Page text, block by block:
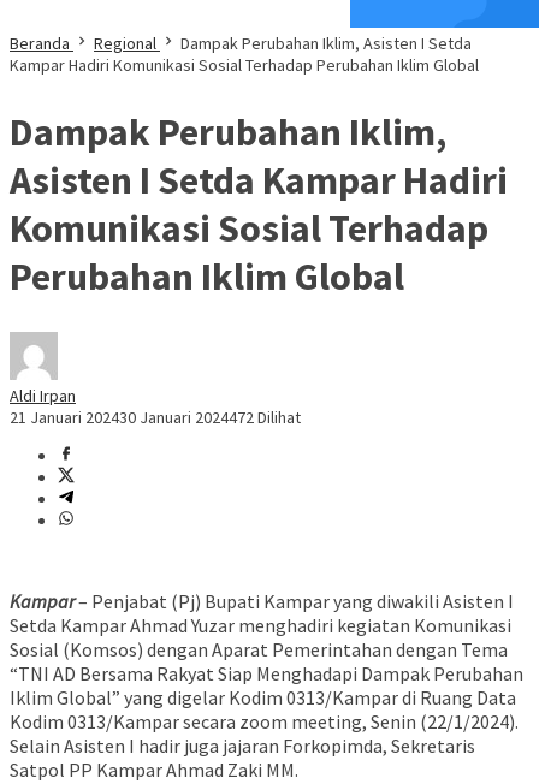
Beranda Regional
Dampak Perubahan Iklim, Asisten I Setda
Kampar Hadiri Komunikasi Sosial Terhadap Perubahan Iklim Global
Dampak Perubahan Iklim,
Asisten I Setda Kampar Hadiri
Komunikasi Sosial Terhadap
Perubahan Iklim Global
Aldi Irpan
21 Januari 202430 Januari 2024472 Dilihat
Kampar– Penjabat (Pj) Bupati Kampar yang diwakili Asisten I
Setda Kampar Ahmad Yuzar menghadiri kegiatan Komunikasi
Sosial (Komsos) dengan Aparat Pemerintahan dengan Tema
“TNI AD Bersama Rakyat Siap Menghadapi Dampak Perubahan
Iklim Global” yang digelar Kodim 0313/Kampar di Ruang Data
Kodim 0313/Kampar secara zoom meeting, Senin (22/1/2024).
Selain Asisten I hadir juga jajaran Forkopimda, Sekretaris
Satpol PP Kampar Ahmad Zaki MM.